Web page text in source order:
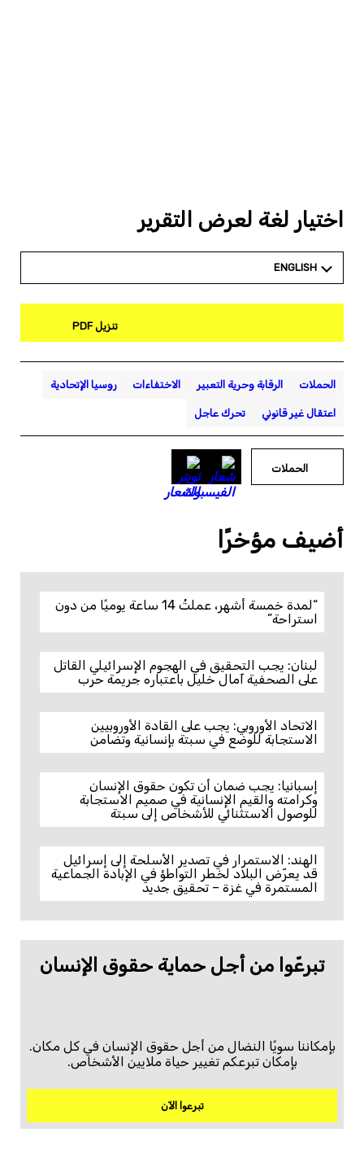
اختيار لغة لعرض التقرير
ENGLISH
تنزيل PDF
الحملات الرقابة وحرية التعبير الاختفاءات روسيا الإتحادية
اعتقال غير قانوني تحرك عاجل
الحملات
أضيف مؤخرًا
“لمدة خمسة أشهر، عملتُ 14 ساعة يوميًا من دون
استراحة”
لبنان: يجب التحقيق في الهجوم الإسرائيلي القاتل
على الصحفية آمال خليل باعتباره جريمة حرب
الاتحاد الأوروبي: يجب على القادة الأوروبيين
الاستجابة للوضع في سبتة بإنسانية وتضامن
إسبانيا: يجب ضمان أن تكون حقوق الإنسان
وكرامته والقيم الإنسانية في صميم الاستجابة
للوصول الاستثنائي للأشخاص إلى سبتة
الهند: الاستمرار في تصدير الأسلحة إلى إسرائيل
قد يعرّض البلاد لخطر التواطؤ في الإبادة الجماعية
المستمرة في غزة – تحقيق جديد
تبرعّوا من أجل حماية حقوق الإنسان
بإمكاننا سويًا النضال من أجل حقوق الإنسان في كل مكان.
بإمكان تبرعكم تغيير حياة ملايين الأشخاص.
تبرعوا الآن